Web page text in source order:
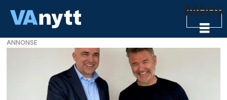
Meny
betongprodukter
ANNONSE